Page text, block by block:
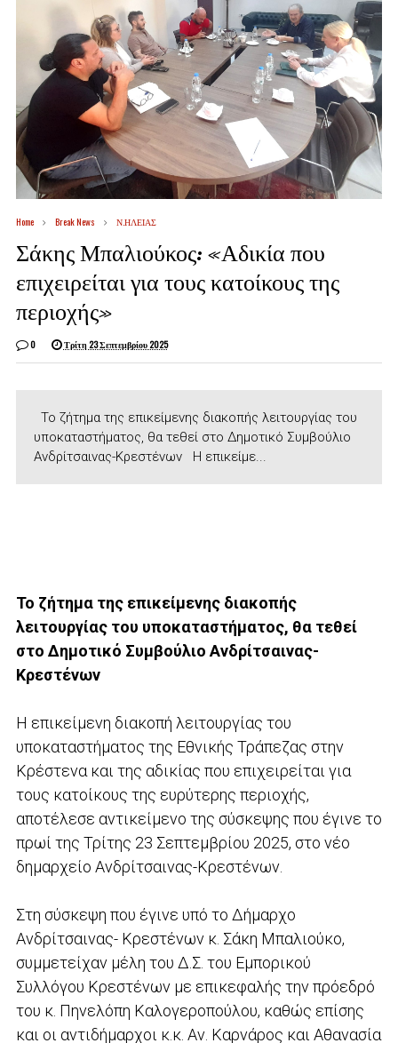
Home Break News Ν.ΗΛΕΙΑΣ
Σάκης Μπαλιούκος: «Αδικία που
επιχειρείται για τους κατοίκους της
περιοχής»
0 Τρίτη 23 Σεπτεμβρίου 2025
Το ζήτημα της επικείμενης διακοπής λειτουργίας του
υποκαταστήματος, θα τεθεί στο Δημοτικό Συμβούλιο
Ανδρίτσαινας-Κρεστένων Η επικείμε...
Το ζήτημα της επικείμενης διακοπής
λειτουργίας του υποκαταστήματος, θα τεθεί
στο Δημοτικό Συμβούλιο Ανδρίτσαινας-
Κρεστένων
Η επικείμενη διακοπή λειτουργίας του
υποκαταστήματος της Εθνικής Τράπεζας στην
Κρέστενα και της αδικίας που επιχειρείται για
τους κατοίκους της ευρύτερης περιοχής,
αποτέλεσε αντικείμενο της σύσκεψης που έγινε το
πρωί της Τρίτης 23 Σεπτεμβρίου 2025, στο νέο
δημαρχείο Ανδρίτσαινας-Κρεστένων.
Στη σύσκεψη που έγινε υπό το Δήμαρχο
Ανδρίτσαινας- Κρεστένων κ. Σάκη Μπαλιούκο,
συμμετείχαν μέλη του Δ.Σ. του Εμπορικού
Συλλόγου Κρεστένων με επικεφαλής την πρόεδρό
του κ. Πηνελόπη Καλογεροπούλου, καθώς επίσης
και οι αντιδήμαρχοι κ.κ. Αν. Καρνάρος και Αθανασία